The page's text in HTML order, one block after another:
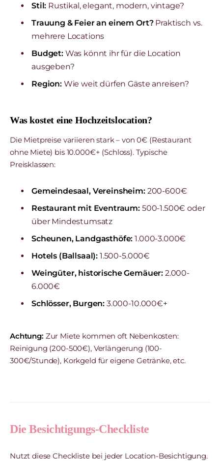
Stil: Rustikal, elegant, modern, vintage?
Trauung & Feier an einem Ort?Praktisch vs.
mehrere Locations
Budget:Was könnt ihr für die Location
ausgeben?
Region:Wie weit dürfen Gäste anreisen?
Was kostet eine Hochzeitslocation?
Die Mietpreise variieren stark – von 0€ (Restaurant
ohne Miete) bis 10.000€+ (Schloss). Typische
Preisklassen:
Gemeindesaal, Vereinsheim:200-600€
Restaurant mit Eventraum: 500-1.500€ oder
über Mindestumsatz
Scheunen, Landgasthöfe: 1.000-3.000€
Hotels (Ballsaal): 1.500-5.000€
Weingüter, historische Gemäuer: 2.000-
6.000€
Schlösser, Burgen: 3.000-10.000€+
Achtung: Zur Miete kommen oft Nebenkosten:
Reinigung (200-500€), Verlängerung (100-
300€/Stunde), Korkgeld für eigene Getränke, etc.
Die Besichtigungs-Checkliste
Nutzt diese Checkliste bei jeder Location-Besichtigung.